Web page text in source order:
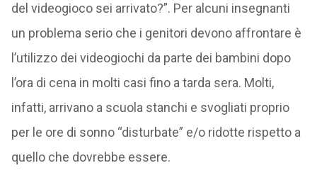
del videogioco sei arrivato?”. Per alcuni insegnanti
un problema serio che i genitori devono affrontare è
l’utilizzo dei videogiochi da parte dei bambini dopo
l’ora di cena in molti casi fino a tarda sera. Molti,
infatti, arrivano a scuola stanchi e svogliati proprio
per le ore di sonno “disturbate” e/o ridotte rispetto a
quello che dovrebbe essere.